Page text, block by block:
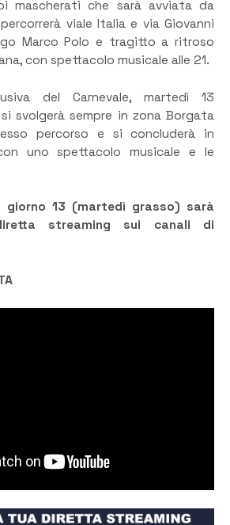
mascherati che sarà avviata da
viale Italia e via Giovanni
Marco Polo e tragitto a ritroso
con spettacolo musicale alle 21.
del Carnevale, martedì 13
svolgerà sempre in zona Borgata
percorso e si concluderà in
uno spettacolo musicale e le
giorno 13 (martedì grasso) sarà
streaming sui canali di